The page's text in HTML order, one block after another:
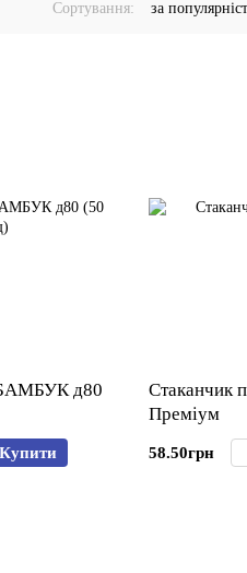
Сортування: за
БАМБУК д80
Купити
Стаканчик
Преміум
58.50грн